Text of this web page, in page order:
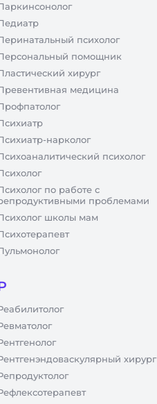
психолог
помощник
хирург
медицина
нарколог
психолог
по работе с
проблемами
школы мам
хирург